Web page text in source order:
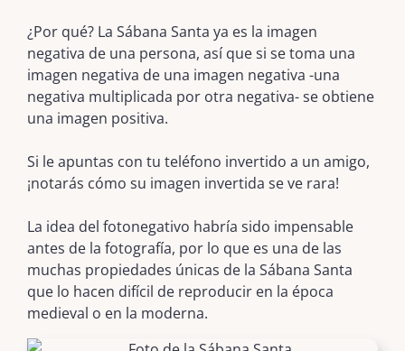
¿Por qué? La Sábana Santa ya es la imagen
negativa de una persona, así que si se toma una
imagen negativa de una imagen negativa -una
negativa multiplicada por otra negativa- se obtiene
una imagen positiva.
Si le apuntas con tu teléfono invertido a un amigo,
¡notarás cómo su imagen invertida se ve rara!
La idea del fotonegativo habría sido impensable
antes de la fotografía, por lo que es una de las
muchas propiedades únicas de la Sábana Santa
que lo hacen difícil de reproducir en la época
medieval o en la moderna.